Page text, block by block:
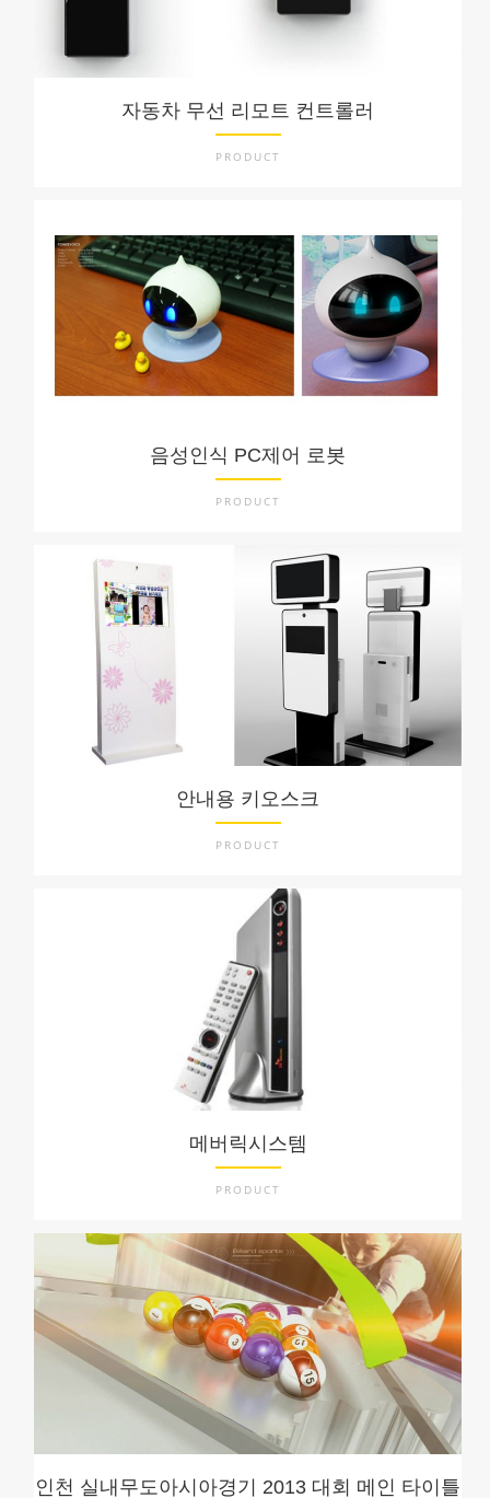
자동차 무선 리모트 컨트롤러
PRODUCT
음성인식 PC제어 로봇
PRODUCT
안내용 키오스크
PRODUCT
메버릭시스템
PRODUCT
인천 실내무도아시아경기 2013 대회 메인 타이틀